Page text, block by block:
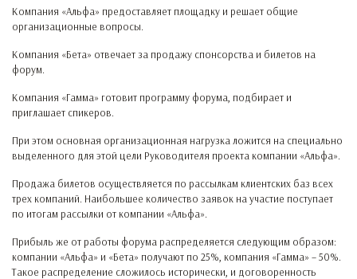
Компания «Альфа» предоставляет площадку и решает общие
организационные вопросы.
Компания «Бета» отвечает за продажу спонсорства и билетов на
форум.
Компания «Гамма» готовит программу форума, подбирает и
приглашает спикеров.
При этом основная организационная нагрузка ложится на специально
выделенного для этой цели Руководителя проекта компании «Альфа».
Продажа билетов осуществляется по рассылкам клиентских баз всех
трех компаний. Наибольшее количество заявок на участие поступает
по итогам рассылки от компании «Альфа».
Прибыль же от работы форума распределяется следующим образом:
компании «Альфа» и «Бета» получают по 25%, компания «Гамма» – 50%.
Такое распределение сложилось исторически, и договоренность